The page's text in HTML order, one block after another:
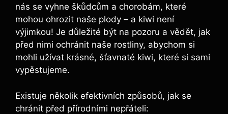
nás se vyhne škůdcům a chorobám, které
mohou ohrozit naše plody – a kiwi není
výjimkou! Je důležité být na pozoru a vědět, jak
před nimi ochránit naše rostliny, abychom si
mohli užívat krásné, šťavnaté kiwi, které si sami
vypěstujeme.
Existuje několik efektivních způsobů, jak se
chránit před přírodními nepřáteli: